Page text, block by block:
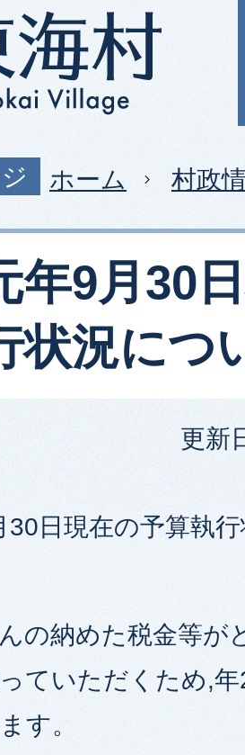
ホーム 村政
年9月30
状況につ
更新
30日現在の予算執
の納めた税金等が
ていただくため,
す。